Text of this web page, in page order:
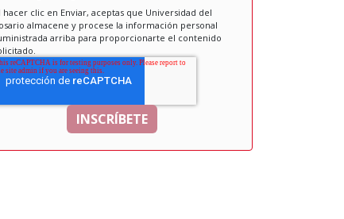
hacer clic en Enviar, aceptas que Universidad del
almacene y procese la información personal
arriba para proporcionarte el contenido